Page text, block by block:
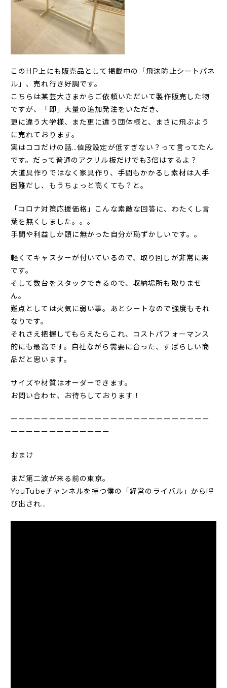
このHP上にも販売品として掲載中の「飛沫防止シートパネ
ル」、売れ行き好調です。
こちらは某芸大さまからご依頼いただいて製作販売した物
ですが、「即」大量の追加発注をいただき、
更に違う大学様、また更に違う団体様と、まさに飛ぶよう
に売れております。
実はココだけの話…値段設定が低すぎない？って言ってたん
です。だって普通のアクリル板だけでも3倍はするよ？
大道具作りではなく家具作り、手間もかかるし素材は入手
困難だし、もうちょっと高くても？と。
「コロナ対策応援価格」こんな素敵な回答に、わたくし言
葉を無くしました。。。
手間や利益しか頭に無かった自分が恥ずかしいです。。
軽くてキャスターが付いているので、取り回しが非常に楽
です。
そして数台をスタックできるので、収納場所も取りませ
ん。
難点としては火気に弱い事。あとシートなので強度もそれ
なりです。
それさえ把握してもらえたらこれ、コストパフォーマンス
的にも最高です。自社ながら需要に合った、すばらしい商
品だと思います。
サイズや材質はオーダーできます。
お問い合わせ、お待ちしております！
ーーーーーーーーーーーーーーーーーーーーーーーーーー
ーーーーーーーーーーーーー
おまけ
まだ第二波が来る前の東京。
YouTubeチャンネルを持つ僕の「経営のライバル」から呼
び出され…